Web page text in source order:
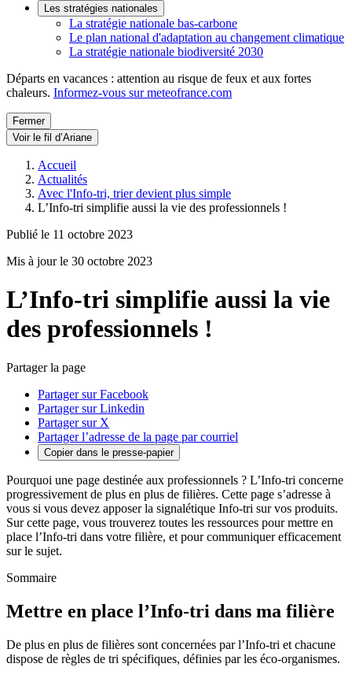
Les stratégies nationales
La stratégie nationale bas-carbone
Le plan national d'adaptation au changement climatique
La stratégie nationale biodiversité 2030
Départs en vacances : attention au risque de feux et aux fortes
chaleurs. Informez-vous sur meteofrance.com
Fermer
Voir le fil d’Ariane
Accueil
Actualités
Avec l'Info-tri, trier devient plus simple
L’Info-tri simplifie aussi la vie des professionnels !
Publié le 11 octobre 2023
Mis à jour le 30 octobre 2023
L’Info-tri simplifie aussi la vie
des professionnels !
Partager la page
Partager sur Facebook
Partager sur Linkedin
Partager sur X
Partager l’adresse de la page par courriel
Copier dans le presse-papier
Pourquoi une page destinée aux professionnels ? L’Info-tri concerne
progressivement de plus en plus de filières. Cette page s’adresse à
vous si vous devez apposer la signalétique Info-tri sur vos produits.
Sur cette page, vous trouverez toutes les ressources pour mettre en
place l’Info-tri dans votre filière, et pour communiquer efficacement
sur le sujet.
Sommaire
Mettre en place l’Info-tri dans ma filière
De plus en plus de filières sont concernées par l’Info-tri et chacune
dispose de règles de tri spécifiques, définies par les éco-organismes.